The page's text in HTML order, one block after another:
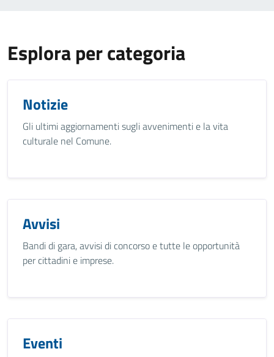
Esplora per categoria
Notizie
Gli ultimi aggiornamenti sugli avvenimenti e la vita
culturale nel Comune.
Avvisi
Bandi di gara, avvisi di concorso e tutte le opportunità
per cittadini e imprese.
Eventi